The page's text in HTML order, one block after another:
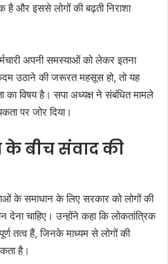
है और इससे लोगों की बढ़ती निराशा
अपनी समस्याओं को लेकर इतना
उठाने की जरूरत महसूस हो, तो यह
का विषय है। सपा अध्यक्ष ने संबंधित मामले
पर जोर दिया।
बीच संवाद की
के समाधान के लिए सरकार को लोगों की
देना चाहिए। उन्होंने कहा कि लोकतांत्रिक
तत्व हैं, जिनके माध्यम से लोगों की
है।